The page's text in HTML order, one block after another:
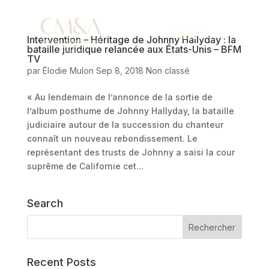
MENU
Intervention – Héritage de Johnny Hallyday : la
bataille juridique relancée aux États-Unis – BFM
TV
par Élodie Mulon Sep 8, 2018 Non classé
« Au lendemain de l’annonce de la sortie de
l’album posthume de Johnny Hallyday, la bataille
judiciaire autour de la succession du chanteur
connaît un nouveau rebondissement. Le
représentant des trusts de Johnny a saisi la cour
suprême de Californie cet...
Search
Recent Posts